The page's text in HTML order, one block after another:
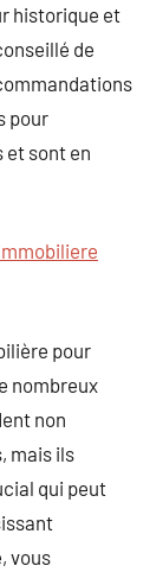
historique et
de
pour
et sont en
pour
nombreux
non
mais ils
qui peut
vous